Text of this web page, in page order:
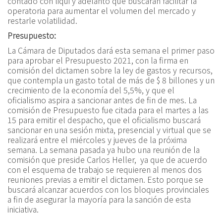
operatoria para aumentar el volumen del mercado y
restarle volatilidad.
Presupuesto:
La Cámara de Diputados dará esta semana el primer paso
para aprobar el Presupuesto 2021, con la firma en
comisión del dictamen sobre la ley de gastos y recursos,
que contempla un gasto total de más de $ 8 billones y un
crecimiento de la economía del 5,5%, y que el
oficialismo aspira a sancionar antes de fin de mes. La
comisión de Presupuesto fue citada para el martes a las
15 para emitir el despacho, que el oficialismo buscará
sancionar en una sesión mixta, presencial y virtual que se
realizará entre el miércoles y jueves de la próxima
semana. La semana pasada ya hubo una reunión de la
comisión que preside Carlos Heller, ya que de acuerdo
con el esquema de trabajo se requieren al menos dos
reuniones previas a emitir el dictamen. Esto porque se
buscará alcanzar acuerdos con los bloques provinciales
a fin de asegurar la mayoría para la sanción de esta
iniciativa.